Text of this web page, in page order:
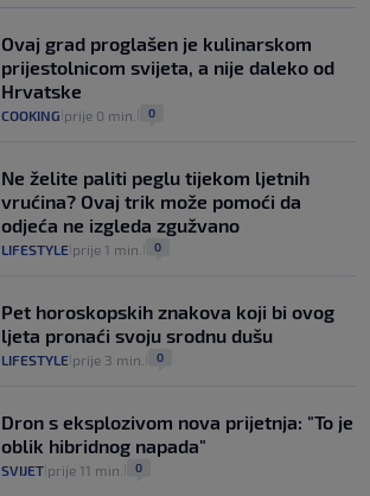
Analitičar o Mostu: Oni su u yin-yang
poziciji i imaju drugog najpoznatijeg
bravara u povijesti Hrvatske
VIJESTI 30. srp.
Ovaj grad proglašen je kulinarskom
prijestolnicom svijeta, a nije daleko od
Hrvatske
COOKING prije 0 min. 0
Ne želite paliti peglu tijekom ljetnih
vrućina? Ovaj trik može pomoći da
odjeća ne izgleda zgužvano
LIFESTYLE prije 1 min. 0
Pet horoskopskih znakova koji bi ovog
ljeta pronaći svoju srodnu dušu
LIFESTYLE prije 3 min. 0
Dron s eksplozivom nova prijetnja: "To je
oblik hibridnog napada"
SVIJET prije 11 min. 0